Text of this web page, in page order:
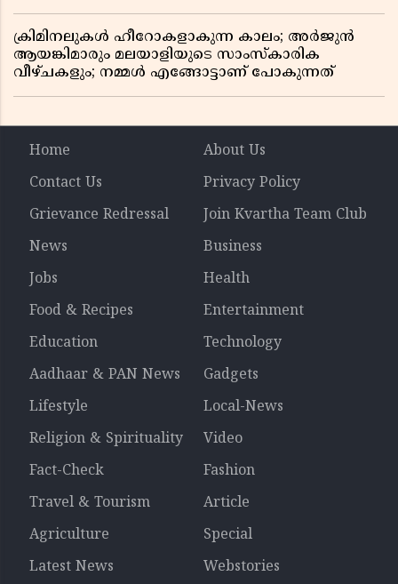
ക്രിമിനലുകൾ ഹീറോകളാകുന്ന കാലം; അർജുൻ
ആയങ്കിമാരും മലയാളിയുടെ സാംസ്കാരിക
വീഴ്ചകളും; നമ്മൾ എങ്ങോട്ടാണ് പോകുന്നത്
Home
About Us
Contact Us
Privacy Policy
Grievance Redressal
Join Kvartha Team Club
News
Business
Jobs
Health
Food & Recipes
Entertainment
Education
Technology
Aadhaar & PAN News
Gadgets
Lifestyle
Local-News
Religion & Spirituality
Video
Fact-Check
Fashion
Travel & Tourism
Article
Agriculture
Special
Latest News
Webstories